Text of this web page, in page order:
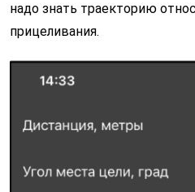
надо знать траекторию
прицеливания.